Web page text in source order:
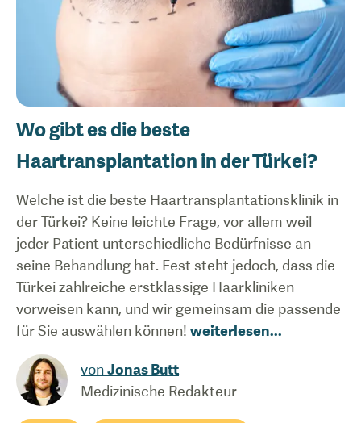
Wo gibt es die beste
Haartransplantation in der Türkei?
Welche ist die beste Haartransplantationsklinik in
der Türkei? Keine leichte Frage, vor allem weil
jeder Patient unterschiedliche Bedürfnisse an
seine Behandlung hat. Fest steht jedoch, dass die
Türkei zahlreiche erstklassige Haarkliniken
vorweisen kann, und wir gemeinsam die passende
für Sie auswählen können! weiterlesen...
vonJonas Butt
Medizinische Redakteur